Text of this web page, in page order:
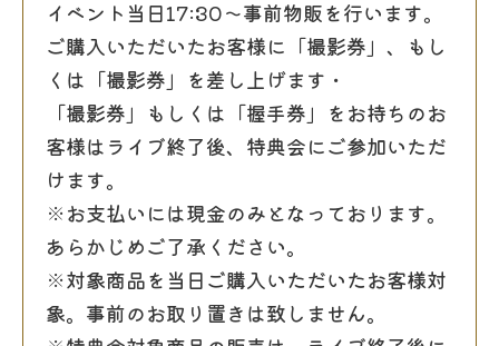
イベント当日17:30～事前物販を行います。
ご購入いただいたお客様に「撮影券」、もし
くは「撮影券」を差し上げます・
「撮影券」もしくは「握手券」をお持ちのお
客様はライブ終了後、特典会にご参加いただ
けます。
※お支払いには現金のみとなっております。
あらかじめご了承ください。
※対象商品を当日ご購入いただいたお客様対
象。事前のお取り置きは致しません。